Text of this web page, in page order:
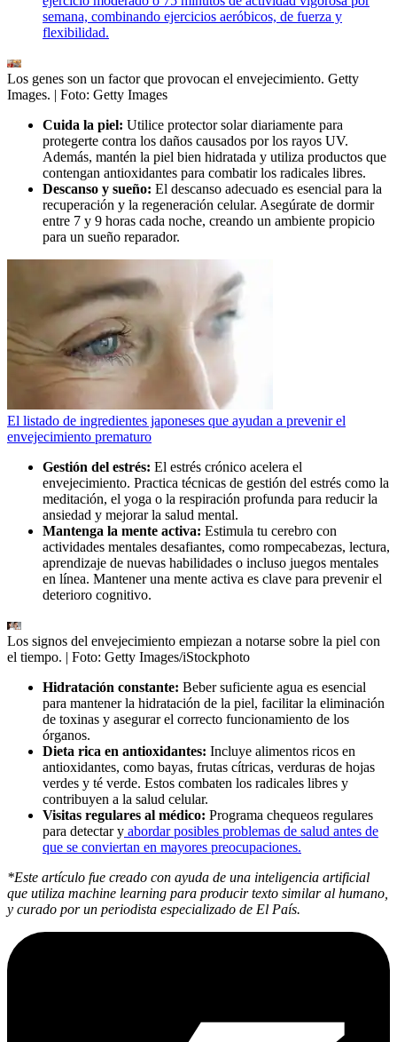
semana, combinando ejercicios aeróbicos, de fuerza y
flexibilidad.
Los genes son un factor que provocan el envejecimiento. Getty
Images. | Foto: Getty Images
Cuida la piel: Utilice protector solar diariamente para
protegerte contra los daños causados por los rayos UV.
Además, mantén la piel bien hidratada y utiliza productos que
contengan antioxidantes para combatir los radicales libres.
Descanso y sueño: El descanso adecuado es esencial para la
recuperación y la regeneración celular. Asegúrate de dormir
entre 7 y 9 horas cada noche, creando un ambiente propicio
para un sueño reparador.
El listado de ingredientes japoneses que ayudan a prevenir el
envejecimiento prematuro
Gestión del estrés: El estrés crónico acelera el
envejecimiento. Practica técnicas de gestión del estrés como la
meditación, el yoga o la respiración profunda para reducir la
ansiedad y mejorar la salud mental.
Mantenga la mente activa: Estimula tu cerebro con
actividades mentales desafiantes, como rompecabezas, lectura,
aprendizaje de nuevas habilidades o incluso juegos mentales
en línea. Mantener una mente activa es clave para prevenir el
deterioro cognitivo.
Los signos del envejecimiento empiezan a notarse sobre la piel con
el tiempo. | Foto: Getty Images/iStockphoto
Hidratación constante: Beber suficiente agua es esencial
para mantener la hidratación de la piel, facilitar la eliminación
de toxinas y asegurar el correcto funcionamiento de los
órganos.
Dieta rica en antioxidantes: Incluye alimentos ricos en
antioxidantes, como bayas, frutas cítricas, verduras de hojas
verdes y té verde. Estos combaten los radicales libres y
contribuyen a la salud celular.
Visitas regulares al médico: Programa chequeos regulares
para detectar y abordar posibles problemas de salud antes de
que se conviertan en mayores preocupaciones.
*Este artículo fue creado con ayuda de una inteligencia artificial
que utiliza machine learning para producir texto similar al humano,
y curado por un periodista especializado de El País.